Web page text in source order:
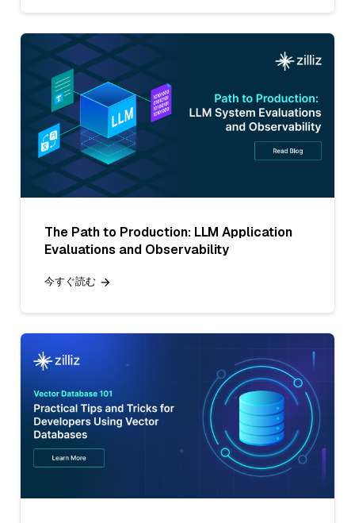
The Path to Production: LLM Application
Evaluations and Observability
今すぐ読む